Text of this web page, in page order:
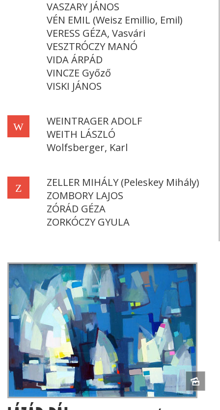
VASZARY JÁNOS
VÉN EMIL (Weisz Emillio, Emil)
VERESS GÉZA, Vasvári
VESZTRÓCZY MANÓ
VIDA ÁRPÁD
VINCZE Győző
VISKI JÁNOS
W
WEINTRAGER ADOLF
WEITH LÁSZLÓ
Wolfsberger, Karl
Z
ZELLER MIHÁLY (Peleskey Mihály)
ZOMBORY LAJOS
ZÓRÁD GÉZA
ZORKÓCZY GYULA